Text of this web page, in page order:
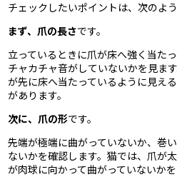
チェックしたいポイントは、次のよう
まず、爪の長さです。
立っているときに爪が床へ強く当た
チャカチャ音がしていないかを見ま
が先に床へ当たっているように見え
があります。
次に、爪の形です。
先端が極端に曲がっていないか、巻
ないかを確認します。猫では、爪が
が肉球に向かって曲がっていないかを